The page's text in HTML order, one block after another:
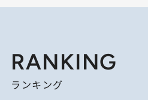
RANKING
ランキング